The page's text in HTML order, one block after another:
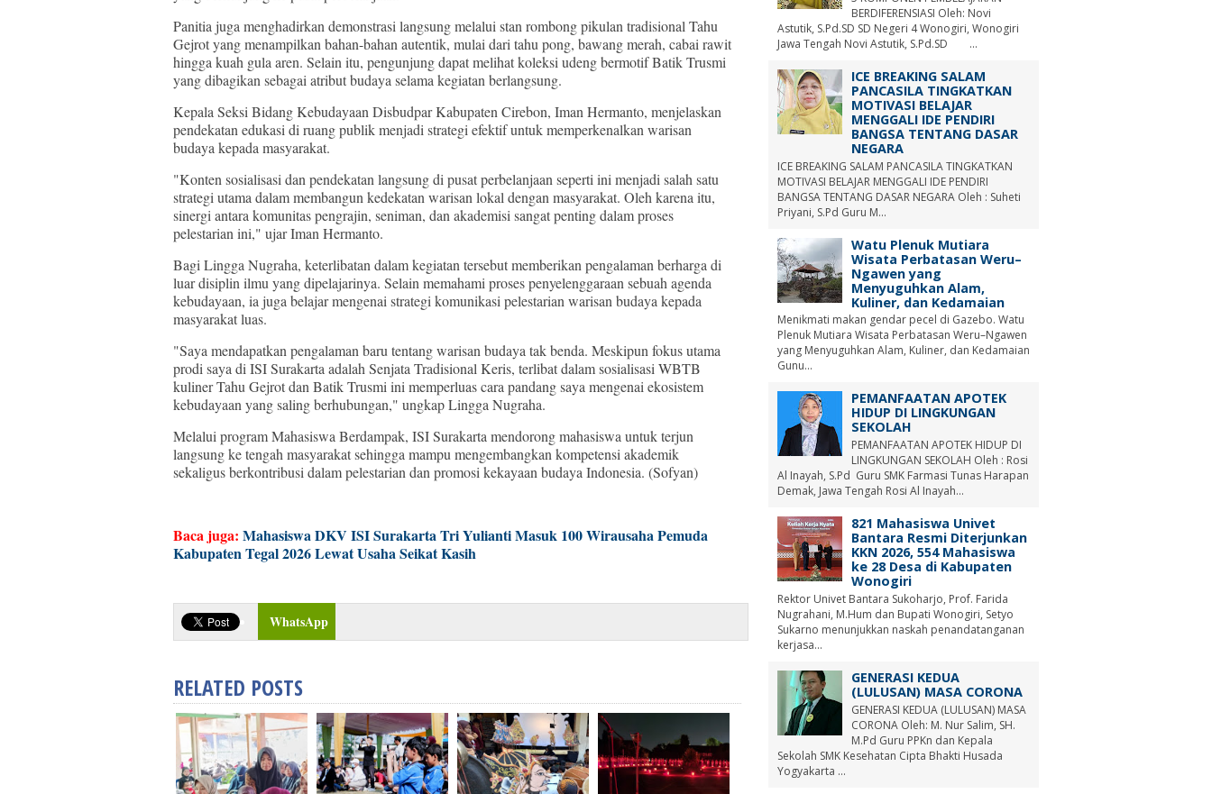
Panitia juga menghadirkan demonstrasi langsung melalui stan rombong pikulan tradisional Tahu
Gejrot yang menampilkan bahan-bahan autentik, mulai dari tahu pong, bawang merah, cabai rawit
hingga kuah gula aren. Selain itu, pengunjung dapat melihat koleksi udeng bermotif Batik Trusmi
yang dibagikan sebagai atribut budaya selama kegiatan berlangsung.
Kepala Seksi Bidang Kebudayaan Disbudpar Kabupaten Cirebon, Iman Hermanto, menjelaskan
pendekatan edukasi di ruang publik menjadi strategi efektif untuk memperkenalkan warisan
budaya kepada masyarakat.
"Konten sosialisasi dan pendekatan langsung di pusat perbelanjaan seperti ini menjadi salah satu
strategi utama dalam membangun kedekatan warisan lokal dengan masyarakat. Oleh karena itu,
sinergi antara komunitas pengrajin, seniman, dan akademisi sangat penting dalam proses
pelestarian ini," ujar Iman Hermanto.
Bagi Lingga Nugraha, keterlibatan dalam kegiatan tersebut memberikan pengalaman berharga di
luar disiplin ilmu yang dipelajarinya. Selain memahami proses penyelenggaraan sebuah agenda
kebudayaan, ia juga belajar mengenai strategi komunikasi pelestarian warisan budaya kepada
masyarakat luas.
"Saya mendapatkan pengalaman baru tentang warisan budaya tak benda. Meskipun fokus utama
prodi saya di ISI Surakarta adalah Senjata Tradisional Keris, terlibat dalam sosialisasi WBTB
kuliner Tahu Gejrot dan Batik Trusmi ini memperluas cara pandang saya mengenai ekosistem
kebudayaan yang saling berhubungan," ungkap Lingga Nugraha.
Melalui program Mahasiswa Berdampak, ISI Surakarta mendorong mahasiswa untuk terjun
langsung ke tengah masyarakat sehingga mampu mengembangkan kompetensi akademik
sekaligus berkontribusi dalam pelestarian dan promosi kekayaan budaya Indonesia. (Sofyan)
Baca juga: Mahasiswa DKV ISI Surakarta Tri Yulianti Masuk 100 Wirausaha Pemuda
Kabupaten Tegal 2026 Lewat Usaha Seikat Kasih
WhatsApp
RELATED POSTS
BERDIFERENSIASI Oleh: Novi
Astutik, S.Pd.SD SD Negeri 4 Wonogiri, Wonogiri
Jawa Tengah Novi Astutik, S.Pd.SD ...
ICE BREAKING SALAM
PANCASILA TINGKATKAN
MOTIVASI BELAJAR
MENGGALI IDE PENDIRI
BANGSA TENTANG DASAR
NEGARA
ICE BREAKING SALAM PANCASILA TINGKATKAN
MOTIVASI BELAJAR MENGGALI IDE PENDIRI
BANGSA TENTANG DASAR NEGARA Oleh : Suheti
Priyani, S.Pd Guru M...
Watu Plenuk Mutiara
Wisata Perbatasan Weru–
Ngawen yang
Menyuguhkan Alam,
Kuliner, dan Kedamaian
Menikmati makan gendar pecel di Gazebo. Watu
Plenuk Mutiara Wisata Perbatasan Weru–Ngawen
yang Menyuguhkan Alam, Kuliner, dan Kedamaian
Gunu...
PEMANFAATAN APOTEK
HIDUP DI LINGKUNGAN
SEKOLAH
PEMANFAATAN APOTEK HIDUP DI
LINGKUNGAN SEKOLAH Oleh : Rosi
Al Inayah, S.Pd Guru SMK Farmasi Tunas Harapan
Demak, Jawa Tengah Rosi Al Inayah...
821 Mahasiswa Univet
Bantara Resmi Diterjunkan
KKN 2026, 554 Mahasiswa
ke 28 Desa di Kabupaten
Wonogiri
Rektor Univet Bantara Sukoharjo, Prof. Farida
Nugrahani, M.Hum dan Bupati Wonogiri, Setyo
Sukarno menunjukkan naskah penandatanganan
kerjasa...
GENERASI KEDUA
(LULUSAN) MASA CORONA
GENERASI KEDUA (LULUSAN) MASA
CORONA Oleh: M. Nur Salim, SH.
M.Pd Guru PPKn dan Kepala
Sekolah SMK Kesehatan Cipta Bhakti Husada
Yogyakarta ...